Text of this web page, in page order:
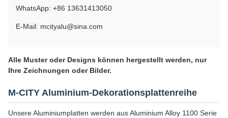
WhatsApp: +86 13631413050
E-Mail: mcityalu@sina.com
Alle Muster oder Designs können hergestellt werden, nur
Ihre Zeichnungen oder Bilder.
M-CITY Aluminium-Dekorationsplattenreihe
Unsere Aluminiumplatten werden aus Aluminium Alloy 1100 Serie